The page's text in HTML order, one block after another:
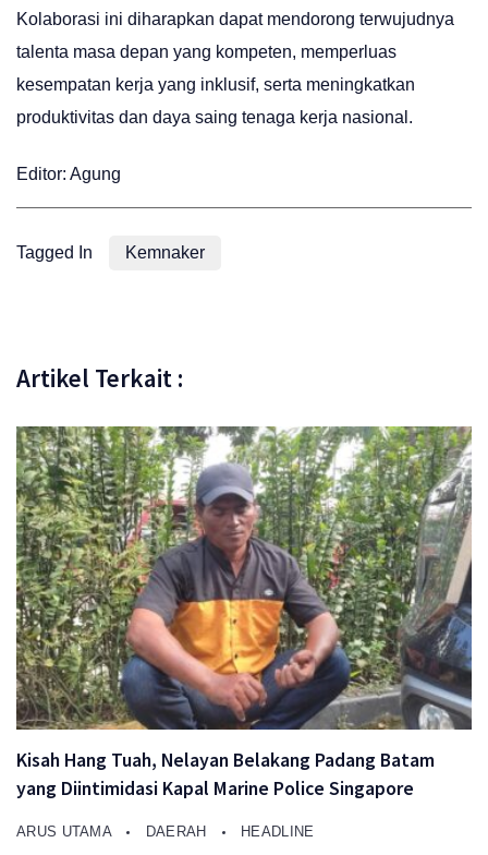
Kolaborasi ini diharapkan dapat mendorong terwujudnya
talenta masa depan yang kompeten, memperluas
kesempatan kerja yang inklusif, serta meningkatkan
produktivitas dan daya saing tenaga kerja nasional.
Editor: Agung
Tagged In Kemnaker
Artikel Terkait :
Kisah Hang Tuah, Nelayan Belakang Padang Batam
yang Diintimidasi Kapal Marine Police Singapore
ARUS UTAMA DAERAH HEADLINE